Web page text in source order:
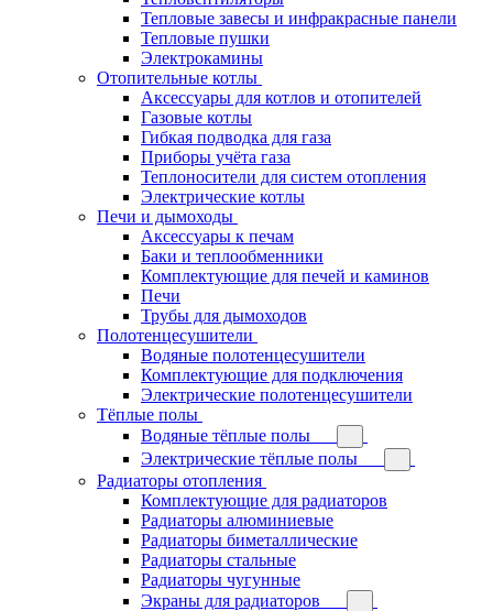
Тепловые завесы и инфракрасные панели
Тепловые пушки
Электрокамины
Отопительные котлы
Аксессуары для котлов и отопителей
Газовые котлы
Гибкая подводка для газа
Приборы учёта газа
Теплоносители для систем отопления
Электрические котлы
Печи и дымоходы
Аксессуары к печам
Баки и теплообменники
Комплектующие для печей и каминов
Печи
Трубы для дымоходов
Полотенцесушители
Водяные полотенцесушители
Комплектующие для подключения
Электрические полотенцесушители
Тёплые полы
Водяные тёплые полы
Электрические тёплые полы
Радиаторы отопления
Комплектующие для радиаторов
Радиаторы алюминиевые
Радиаторы биметаллические
Радиаторы стальные
Радиаторы чугунные
Экраны для радиаторов